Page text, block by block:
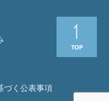
づく公表事項